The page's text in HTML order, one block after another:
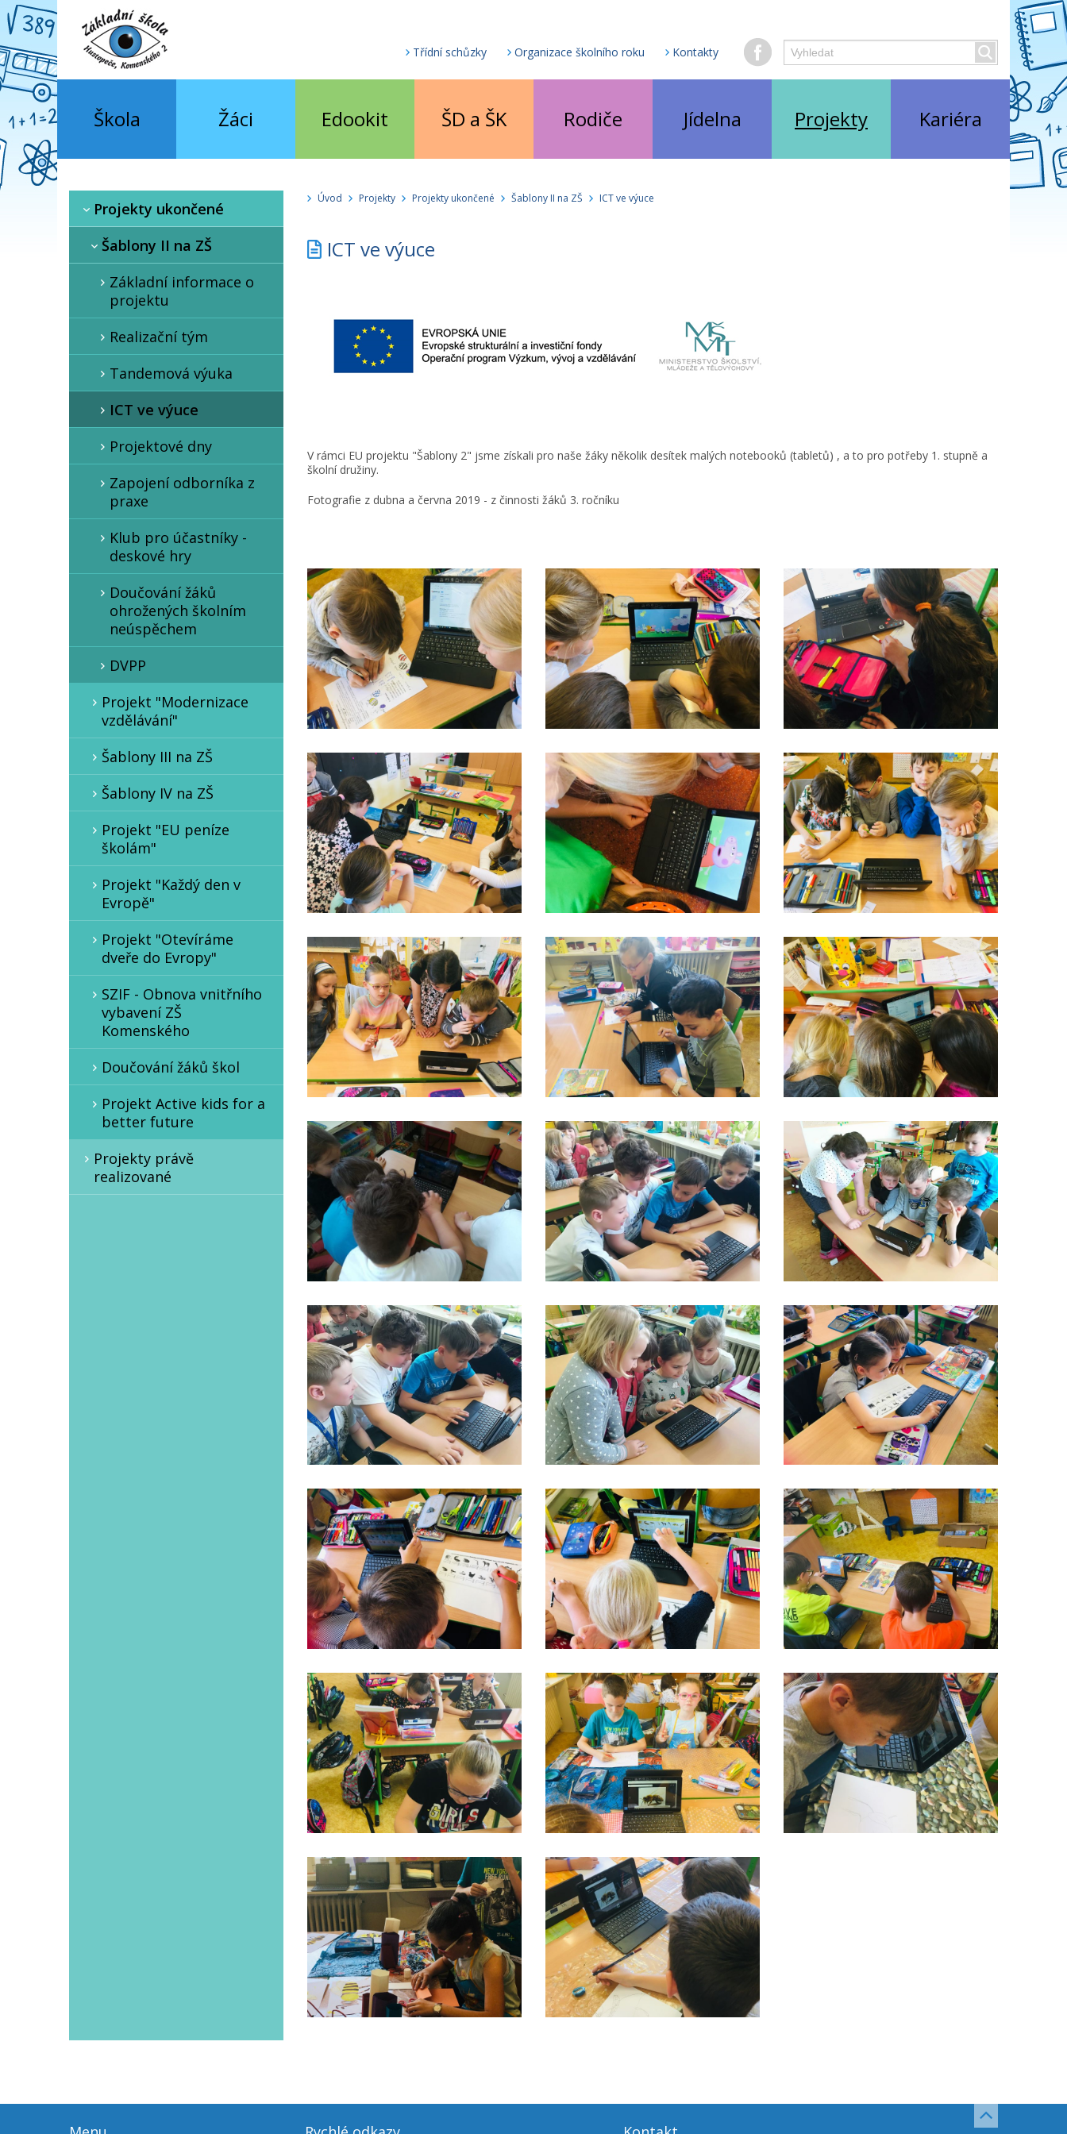
Třídní schůzky Organizace školního roku Kontakty
Hledaný
text
Vyhledat
Škola Žáci Edookit ŠD a ŠK Rodiče Jídelna Projekty Kariéra
Projekty ukončené
Šablony II na ZŠ
Základní informace o
projektu
Realizační tým
Tandemová výuka
ICT ve výuce
Projektové dny
Zapojení odborníka z
praxe
Klub pro účastníky -
deskové hry
Doučování žáků
ohrožených školním
neúspěchem
DVPP
Projekt "Modernizace
vzdělávání"
Šablony III na ZŠ
Šablony IV na ZŠ
Projekt "EU peníze
školám"
Projekt "Každý den v
Evropě"
Projekt "Otevíráme
dveře do Evropy"
SZIF - Obnova vnitřního
vybavení ZŠ
Komenského
Doučování žáků škol
Projekt Active kids for a
better future
Projekty právě
realizované
Úvod Projekty Projekty ukončené Šablony II na ZŠ ICT ve výuce
ICT ve výuce
V rámci EU projektu "Šablony 2" jsme získali pro naše žáky několik desítek malých notebooků (tabletů) , a to pro potřeby 1. stupně a
školní družiny.
Fotografie z dubna a června 2019 - z činnosti žáků 3. ročníku